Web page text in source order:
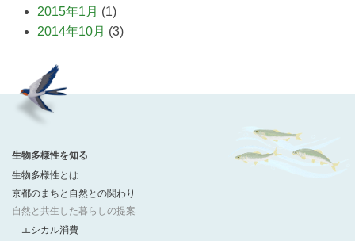
2015年1月 (1)
2014年10月 (3)
生物多様性を知る
生物多様性とは
京都のまちと自然との関わり
自然と共生した暮らしの提案
エシカル消費